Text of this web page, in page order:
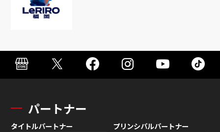
パートナー
タイトルパートナー プリンシパルパートナー